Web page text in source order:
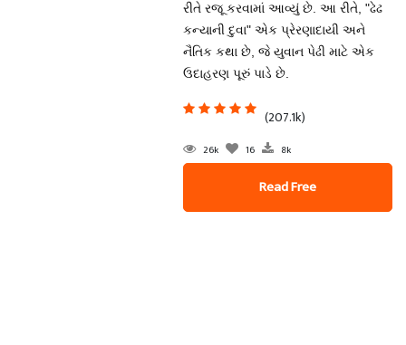
રીતે રજૂ કરવામાં આવ્યું છે. આ રીતે, "ઢેઢ
કન્યાની દુવા" એક પ્રેરણાદાયી અને
નૈતિક કથા છે, જે યુવાન પેઢી માટે એક
ઉદાહરણ પૂરું પાડે છે.
(207.1k)
26k 16 8k
Read Free